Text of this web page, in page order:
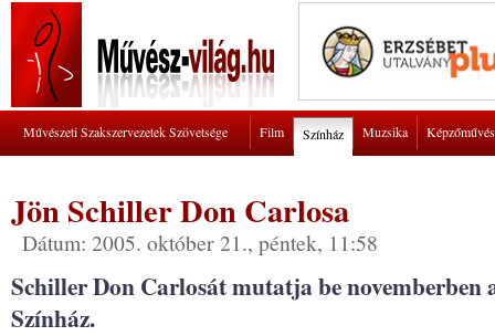
Művészeti Szakszervezetek Szövetsége Film Színház Muzsika
Jön Schiller Don Carlosa
Dátum: 2005. október 21., péntek, 11:58
Schiller Don Carlosát mutatja be novemberben
Színház.